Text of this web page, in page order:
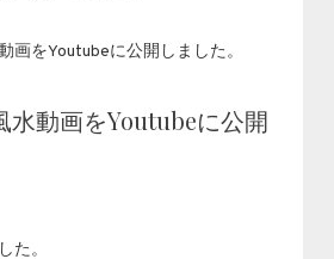
水動画をYoutubeに公開